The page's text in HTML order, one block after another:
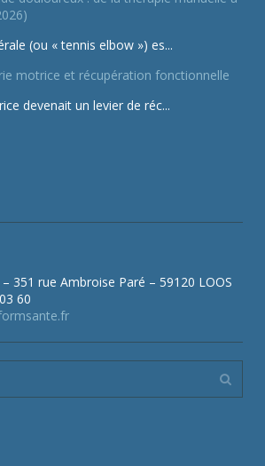
(ou « tennis elbow ») es...
motrice et récupération fonctionnelle
devenait un levier de réc...
351 rue Ambroise Paré – 59120 LOOS
60